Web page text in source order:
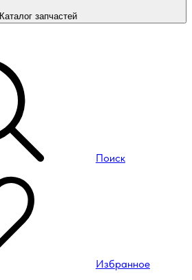
Каталогзапчастей
Поиск
Избранное